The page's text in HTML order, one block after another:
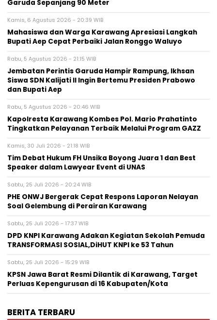
Garuda Sepanjang 90 Meter
Kamis, 6 Agustus 2026 - 20:39 WIB
Mahasiswa dan Warga Karawang Apresiasi Langkah
Bupati Aep Cepat Perbaiki Jalan Ronggo Waluyo
Rabu, 5 Agustus 2026 - 21:15 WIB
Jembatan Perintis Garuda Hampir Rampung, Ikhsan
Siswa SDN Kalijati II Ingin Bertemu Presiden Prabowo
dan Bupati Aep
Rabu, 5 Agustus 2026 - 20:46 WIB
Kapolresta Karawang Kombes Pol. Mario Prahatinto
Tingkatkan Pelayanan Terbaik Melalui Program GAZZ
Kamis, 30 Juli 2026 - 21:18 WIB
​Tim Debat Hukum FH Unsika Boyong Juara 1 dan Best
Speaker dalam Lawyear Event di UNAS
Sabtu, 25 Juli 2026 - 20:24 WIB
PHE ONWJ Bergerak Cepat Respons Laporan Nelayan
Soal Gelembung di Perairan Karawang
Sabtu, 25 Juli 2026 - 17:37 WIB
DPD KNPI Karawang Adakan Kegiatan Sekolah Pemuda
TRANSFORMASI SOSIAL,DiHUT KNPI ke 53 Tahun
Sabtu, 25 Juli 2026 - 15:29 WIB
KPSN Jawa Barat Resmi Dilantik di Karawang, Target
Perluas Kepengurusan di 16 Kabupaten/Kota
BERITA TERBARU